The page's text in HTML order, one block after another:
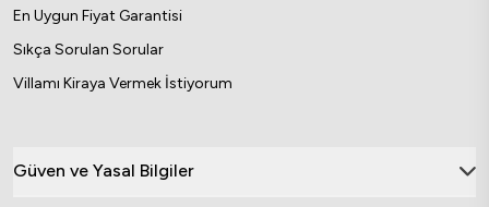
En Uygun Fiyat Garantisi
Sıkça Sorulan Sorular
Villamı Kiraya Vermek İstiyorum
Güven ve Yasal Bilgiler